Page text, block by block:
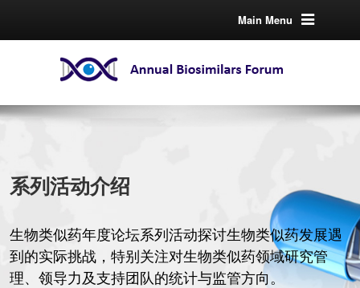
Main Menu
系列活动介绍
生物类似药年度论坛系列活动探讨生物类似药发展遇
到的实际挑战，特别关注对生物类似药领域研究管
理、领导力及支持团队的统计与监管方向。